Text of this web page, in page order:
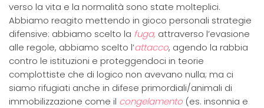
verso la vita e la normalità sono state molteplici.
Abbiamo reagito mettendo in gioco personali strategie
difensive: abbiamo scelto la fuga, attraverso l’evasione
alle regole, abbiamo scelto l’attacco, agendo la rabbia
contro le istituzioni e proteggendoci in teorie
complottiste che di logico non avevano nulla; ma ci
siamo rifugiati anche in difese primordiali/animali di
immobilizzazione come il congelamento (es. insonnia e